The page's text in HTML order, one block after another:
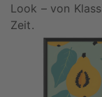
Look – von
Zeit.